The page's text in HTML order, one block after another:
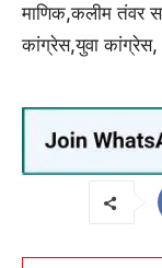
माणिक,कलीम तंवर
कांग्रेस,युवा